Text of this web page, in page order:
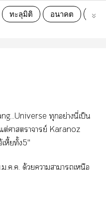
ทะลุมิติ อนาคต สง
ทุกอย่างนี่เป็น
ต่ศาสตราจารย์ Karanoz
เหี้ยทั้ง5"
.ค.ค. ด้วยาาาเหนือ